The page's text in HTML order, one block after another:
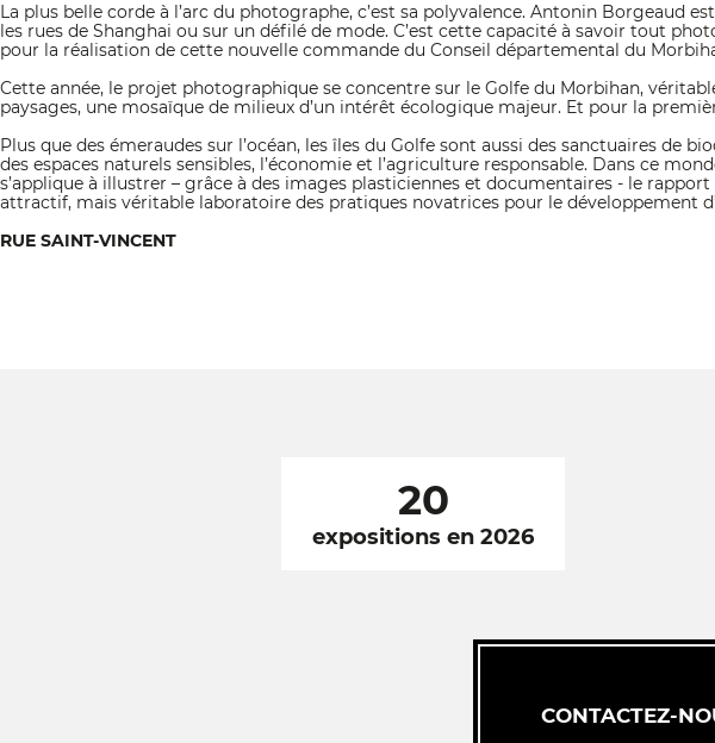
La plus belle corde à l’arc du photographe, c’est sa polyvalence. Antonin Borgeaud
les rues de Shanghai ou sur un défilé de mode. C’est cette capacité à savoir tout
pour la réalisation de cette nouvelle commande du Conseil départemental du
Cette année, le projet photographique se concentre sur le Golfe du Morbihan,
paysages, une mosaïque de milieux d’un intérêt écologique majeur. Et pour la
Plus que des émeraudes sur l’océan, les îles du Golfe sont aussi des sanctuaires
des espaces naturels sensibles, l’économie et l’agriculture responsable. Dans ce
s’applique à illustrer – grâce à des images plasticiennes et documentaires - le
attractif, mais véritable laboratoire des pratiques novatrices pour le développement
RUE SAINT-VINCENT
20
expositions en 2026
CONTACTEZ-